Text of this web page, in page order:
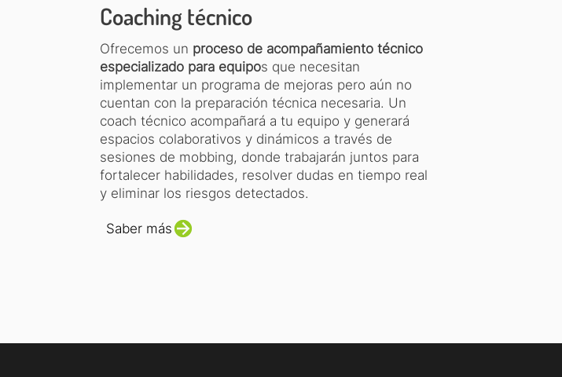
Coaching técnico
Ofrecemos un proceso de acompañamiento técnico
especializado para equipos que necesitan
implementar un programa de mejoras pero aún no
cuentan con la preparación técnica necesaria. Un
coach técnico acompañará a tu equipo y generará
espacios colaborativos y dinámicos a través de
sesiones de mobbing, donde trabajarán juntos para
fortalecer habilidades, resolver dudas en tiempo real
y eliminar los riesgos detectados.
Saber más